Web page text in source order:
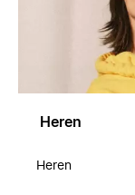
Heren
Heren